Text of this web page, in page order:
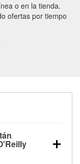
o en la tienda.
ofertas por tiempo